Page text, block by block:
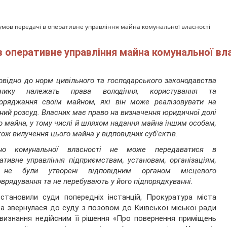
передачі в оперативне управління майна комунальної власності
управління майна комунальної
до норм цивільного та господарського законодавства
належать права володіння, користування та
своїм майном, які він може реалізовувати на
розсуд. Власник має право на визначення юридичної долі
майна, у тому числі й шляхом надання майна іншим особам,
вилучення цього майна у відповідних суб’єктів.
комунальної власності не може передаватися в
управління підприємствам, установам, організаціям,
були утворені відповідним органом місцевого
та не перебувають у його підпорядкуванні.
суди попередніх інстанцій, Прокуратура міста
звернулася до суду з позовом до Київської міської ради
недійсним її рішення «Про повернення приміщень